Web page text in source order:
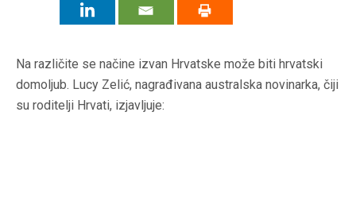
Na različite se načine izvan Hrvatske može biti hrvatski
domoljub. Lucy Zelić, nagrađivana australska novinarka, čiji
su roditelji Hrvati, izjavljuje: